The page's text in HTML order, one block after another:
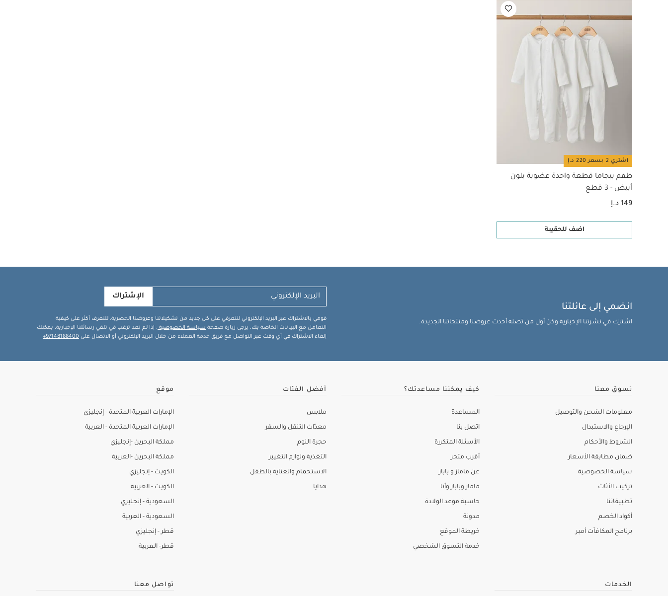
اشتري 2 بسعر 220 د.إ
طقم بيجاما قطعة واحدة عضوية بلون
أبيض - 3 قطع
149 د.إ
اضف للحقيبة
انضمي إلى عائلتنا
اشترك في نشرتنا الإخبارية وكن أول من تصله أحدث عروضنا ومنتجاتنا الجديدة.
الإشتراك
قومي بالاشتراك عبر البريد الإلكتروني لتتعرفي على كل جديد من تشكيلاتنا وعروضنا الحصرية. للتعرف أكثر على كيفية
التعامل مع البيانات الخاصة بك، يرجى زيارة صفحة سياسة الخصوصية . إذا لم تعد ترغب في تلقي رسائلنا الإخبارية، يمكنك
إلغاء الاشتراك في أي وقت عبر التواصل مع فريق خدمة العملاء من خلال البريد الإلكتروني أو الاتصال على 97148188400+
.
تسوق معنا
معلومات الشحن والتوصيل
الإرجاع والاستبدال
الشروط والأحكام
ضمان مطابقة الأسعار
سياسة الخصوصية
تركيب الأثاث
تطبيقاتنا
أكواد الخصم
برنامج المكافآت أمبر
كيف يمكننا مساعدتك؟
المساعدة
اتصل بنا
الأسئلة المتكررة
أقرب متجر
عن ماماز و باباز
ماماز وباباز وأنا
حاسبة موعد الولادة
مدونة
خريطة الموقع
خدمة التسوق الشخصي
أفضل الفئات
ملابس
معدّات التنقل والسفر
حجرة النوم
التغذية ولوازم التغيير
الاستحمام والعناية بالطفل
هدايا
موقع
الإمارات العربية المتحدة - إنجليزي
الإمارات العربية المتحدة - العربية
مملكة البحرين -إنجليزي
مملكة البحرين -العربية
الكويت - إنجليزي
الكويت - العربية
السعودية - إنجليزي
السعودية - العربية
قطر - إنجليزي
قطر- العربية
الخدمات تواصل معنا